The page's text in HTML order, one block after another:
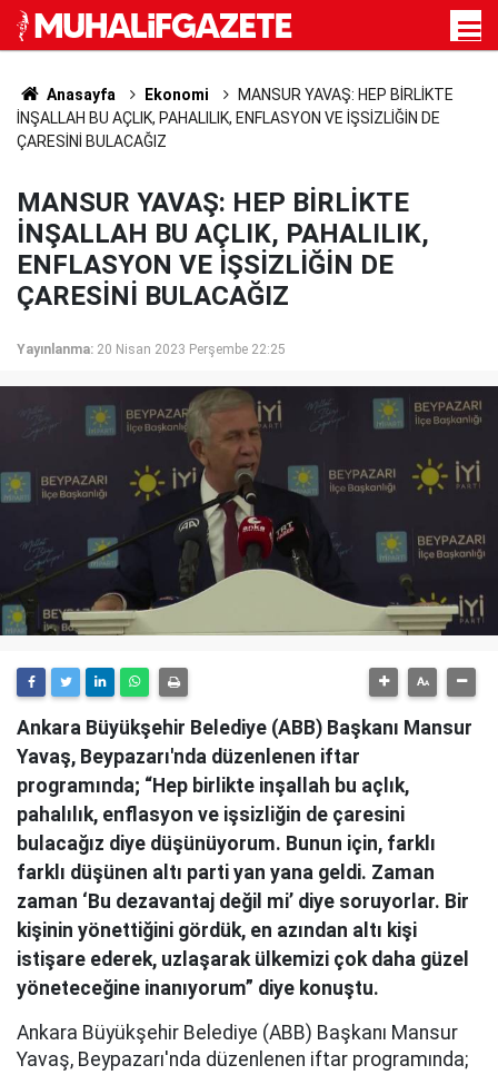
Anasayfa Ekonomi
MANSUR YAVAŞ: HEP BİRLİKTE
İNŞALLAH BU AÇLIK, PAHALILIK, ENFLASYON VE İŞSİZLİĞİN DE
ÇARESİNİ BULACAĞIZ
MANSUR YAVAŞ: HEP BİRLİKTE
İNŞALLAH BU AÇLIK, PAHALILIK,
ENFLASYON VE İŞSİZLİĞİN DE
ÇARESİNİ BULACAĞIZ
Yayınlanma: 20 Nisan 2023 Perşembe 22:25
Ankara Büyükşehir Belediye (ABB) Başkanı Mansur
Yavaş, Beypazarı'nda düzenlenen iftar
programında; “Hep birlikte inşallah bu açlık,
pahalılık, enflasyon ve işsizliğin de çaresini
bulacağız diye düşünüyorum. Bunun için, farklı
farklı düşünen altı parti yan yana geldi. Zaman
zaman ‘Bu dezavantaj değil mi’ diye soruyorlar. Bir
kişinin yönettiğini gördük, en azından altı kişi
istişare ederek, uzlaşarak ülkemizi çok daha güzel
yöneteceğine inanıyorum” diye konuştu.
Ankara Büyükşehir Belediye (ABB) Başkanı Mansur
Yavaş, Beypazarı'nda düzenlenen iftar programında;